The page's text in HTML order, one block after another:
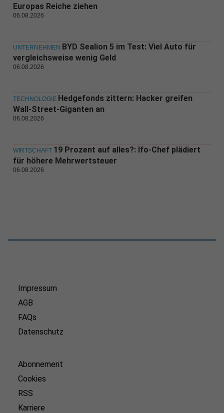
Europas Reiche ziehen
06.08.2026
UNTERNEHMEN BYD Sealion 5 im Test: Viel Auto für
vergleichsweise wenig Geld
06.08.2026
TECHNOLOGIE Hedgefonds zittern: Hacker greifen
Wall-Street-Giganten an
06.08.2026
WIRTSCHAFT 19 Prozent auf alles?: Ifo-Chef plädiert
für höhere Mehrwertsteuer
06.08.2026
Impressum
AGB
FAQs
Datenschutz
Abonnement
Cookies
RSS
Karriere